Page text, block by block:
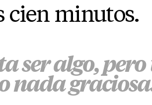
cien minutos.
ser algo,
nada